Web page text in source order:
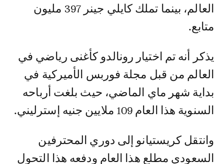
العالم، بينما تملك كايلي جينر 397 مليون
متابع.
يذكر أنه تم اختيار رونالدو كأغنى رياضي في
العالم من قبل مجلة فوربس الأميركية في
بداية شهر ماي الماضي، حيث بلغت أرباحه
السنوية هذا العام 109 ملايين جنيه إسترليني.
وانتقل كريستيانو إلى دوري المحترفين
السعودي مطلع هذا العام ودفعه هذا التحول